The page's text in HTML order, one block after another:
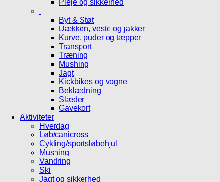
Pleje og sikkerhed
Byt & Støt
Dækken, veste og jakker
Kurve, puder og tæpper
Transport
Træning
Mushing
Jagt
Kickbikes og vogne
Beklædning
Slæder
Gavekort
Aktiviteter
Hverdag
Løb/canicross
Cykling/sportsløbehjul
Mushing
Vandring
Ski
Jagt og sikkerhed